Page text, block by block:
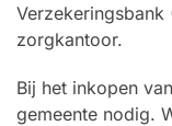
Verzekeringsbank
zorgkantoor.
Bij het inkopen
gemeente nodig.